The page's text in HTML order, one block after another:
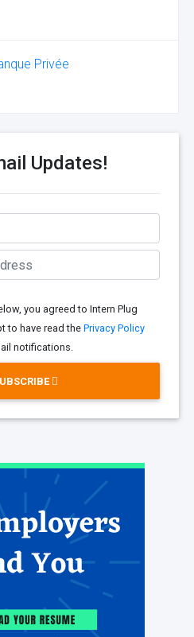
Privée
Updates!
you agreed to Intern Plug
to have read the Privacy Policy
notifications.